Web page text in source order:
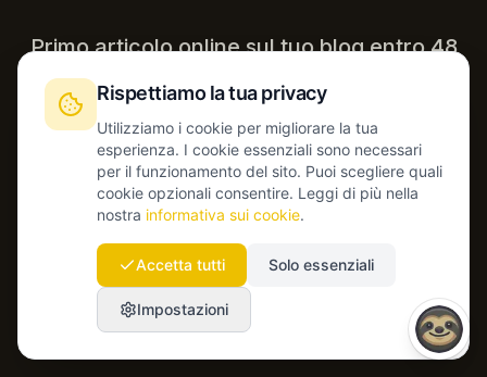
Primo articolo online sul tuo blog entro 48
ore, con ottimizzazione GEO e il tuo CMS
collegato.
Inizia oggi
Parla con il nostro team
Rispettiamo la tua privacy
Utilizziamo i cookie per migliorare la tua
esperienza. I cookie essenziali sono necessari
per il funzionamento del sito. Puoi scegliere quali
cookie opzionali consentire. Leggi di più nella
nostra informativa sui cookie.
Accetta tutti Solo essenziali
Impostazioni